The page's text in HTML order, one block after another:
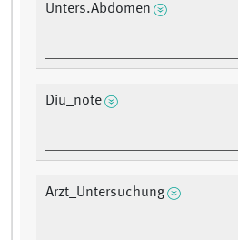
Unters.Abdomen
Diu_note
Arzt_Untersuchung